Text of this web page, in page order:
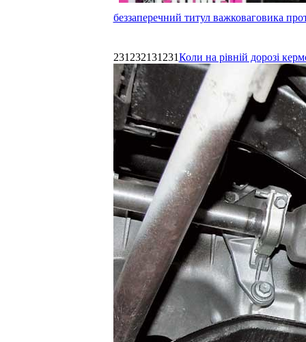
беззаперечний титул важковаговика
231232131231Коли на рівній дорозі